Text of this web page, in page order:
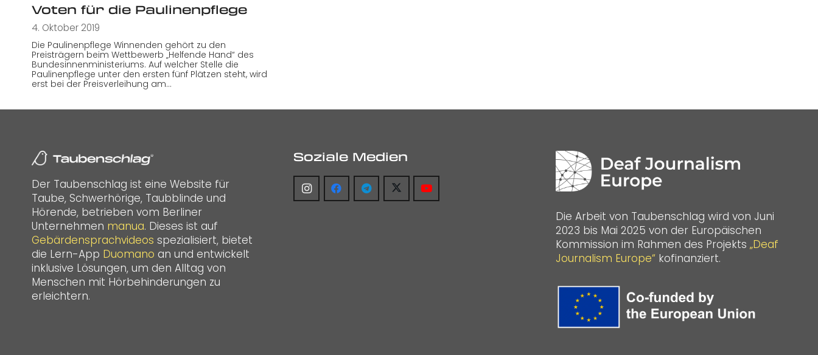
Voten für die Paulinenpflege
4. Oktober 2019
Die Paulinenpflege Winnenden gehört zu den
Preisträgern beim Wettbewerb „Helfende Hand“ des
Bundesinnenministeriums. Auf welcher Stelle die
Paulinenpflege unter den ersten fünf Plätzen steht, wird
erst bei der Preisverleihung am…
Der Taubenschlag ist eine Website für
Taube, Schwerhörige, Taubblinde und
Hörende, betrieben vom Berliner
Unternehmen manua. Dieses ist auf
Gebärdensprachvideos spezialisiert, bietet
die Lern-App Duomano an und entwickelt
inklusive Lösungen, um den Alltag von
Menschen mit Hörbehinderungen zu
erleichtern.
Soziale Medien
Die Arbeit von Taubenschlag wird von Juni
2023 bis Mai 2025 von der Europäischen
Kommission im Rahmen des Projekts „Deaf
Journalism Europe“ kofinanziert.